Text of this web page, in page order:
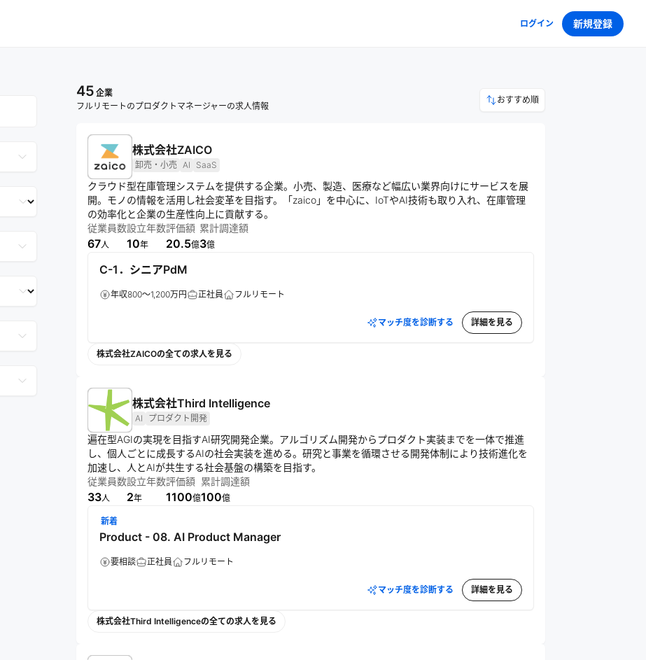
ログイン 新規登録
45 企業
フルリモートのプロダクトマネージャーの求人情報
おすすめ順
株式会社ZAICO
卸売・小売 AI SaaS
クラウド型在庫管理システムを提供する企業。小売、製造、医療など幅広い業界向けにサービスを展
開。モノの情報を活用し社会変革を目指す。「zaico」を中心に、IoTやAI技術も取り入れ、在庫管理
の効率化と企業の生産性向上に貢献する。
従業員数
67人
設立年数
10年
評価額
20.5億
累計調達額
3億
C-1．シニアPdM
年収800～1,200万円 正社員 フルリモート
マッチ度を診断する 詳細を見る
株式会社ZAICOの全ての求人を見る
株式会社Third Intelligence
AI プロダクト開発
遍在型AGIの実現を目指すAI研究開発企業。アルゴリズム開発からプロダクト実装までを一体で推進
し、個人ごとに成長するAIの社会実装を進める。研究と事業を循環させる開発体制により技術進化を
加速し、人とAIが共生する社会基盤の構築を目指す。
従業員数
33人
設立年数
2年
評価額
1100億
累計調達額
100億
新着
Product - 08. AI Product Manager
要相談 正社員 フルリモート
マッチ度を診断する 詳細を見る
株式会社Third Intelligenceの全ての求人を見る